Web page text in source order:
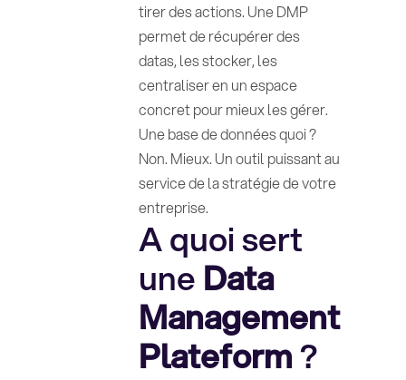
tirer des actions. Une DMP
permet de récupérer des
datas, les stocker, les
centraliser en un espace
concret pour mieux les gérer.
Une base de données quoi ?
Non. Mieux. Un outil puissant au
service de la stratégie de votre
entreprise.
A quoi sert
une Data
Management
Plateform?